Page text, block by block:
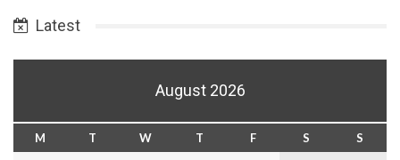
Latest
August 2026
M T W T F S
S